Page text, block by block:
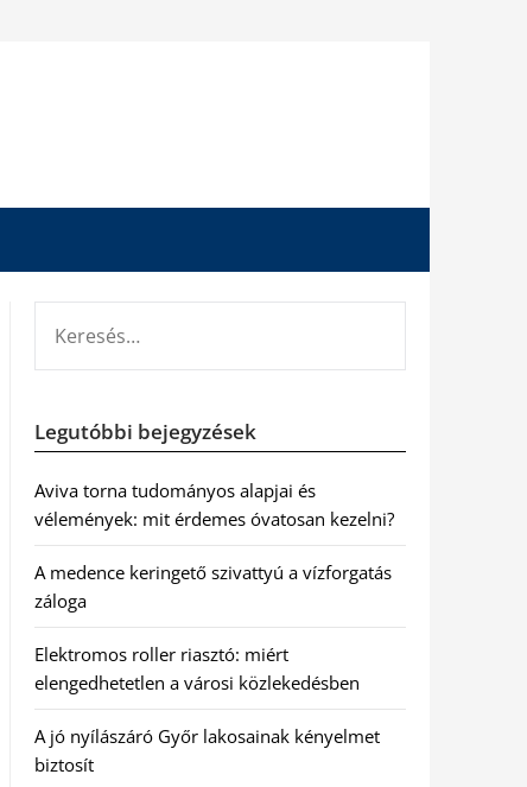
Legutóbbi bejegyzések
Aviva torna tudományos alapjai és
vélemények: mit érdemes óvatosan kezelni?
A medence keringető szivattyú a vízforgatás
záloga
Elektromos roller riasztó: miért
elengedhetetlen a városi közlekedésben
A jó nyílászáró Győr lakosainak kényelmet
biztosít